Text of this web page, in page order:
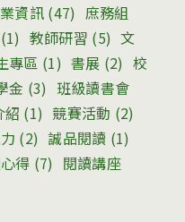
資訊 (47) 庶務組
(1) 教師研習 (5) 文
專區 (1) 書展 (2) 校
金 (3) 班級讀書會
紹 (1) 競賽活動 (2)
(2) 誠品閱讀 (1)
得 (7) 閱讀講座